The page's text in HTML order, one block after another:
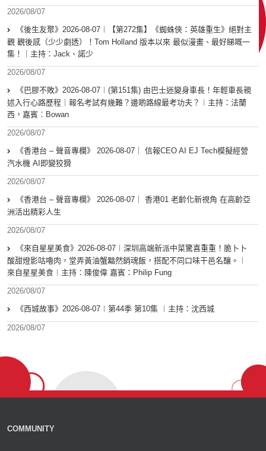
2026/08/07
《後生友聚》2026-08-07︱【第272集】《蜘蛛俠：英雄重生》絕對主
觀 觀後感（少少劇透）！Tom Holland 版本以來 最似漫畫、最好睇嘅一
集！｜主持：Jack、諾少
2026/08/07
《巴膠不敗》2026-08-07︱(第151集) 由巴士迷變身車長！年輕車長親
述入行心路歷程｜報名考試有幾難？邊啲路線最考功夫？︱主持：法蘭
西，嘉賓︰Bowan
2026/08/07
《香港台 – 聲音專欄》 2026-08-07｜ 信報CEO AI EJ Tech模擬經營
汽水機 AI即變狡猾
2026/08/07
《香港台 – 聲音專欄》 2026-08-07｜ 香港01 老齡化新視角 在高齡亞
洲活出精彩人生
2026/08/07
《來自星星美食》2026-08-07︱深圳高端新派中菜驚喜重重！脆卜卜
酸甜燈影咕嚕肉，堂弄黃油蟹黯然銷魂飯，搭配不同口味干邑名釀。︱
來自星星美食︱主持：陳俊偉 嘉賓：Philip Fung
2026/08/07
《西城故事》2026-08-07︱第44季 第10集 ︱主持：沈西城
2026/08/07
COMMUNITY